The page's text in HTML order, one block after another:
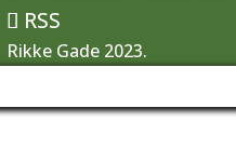
RSS
Rikke Gade 2023.